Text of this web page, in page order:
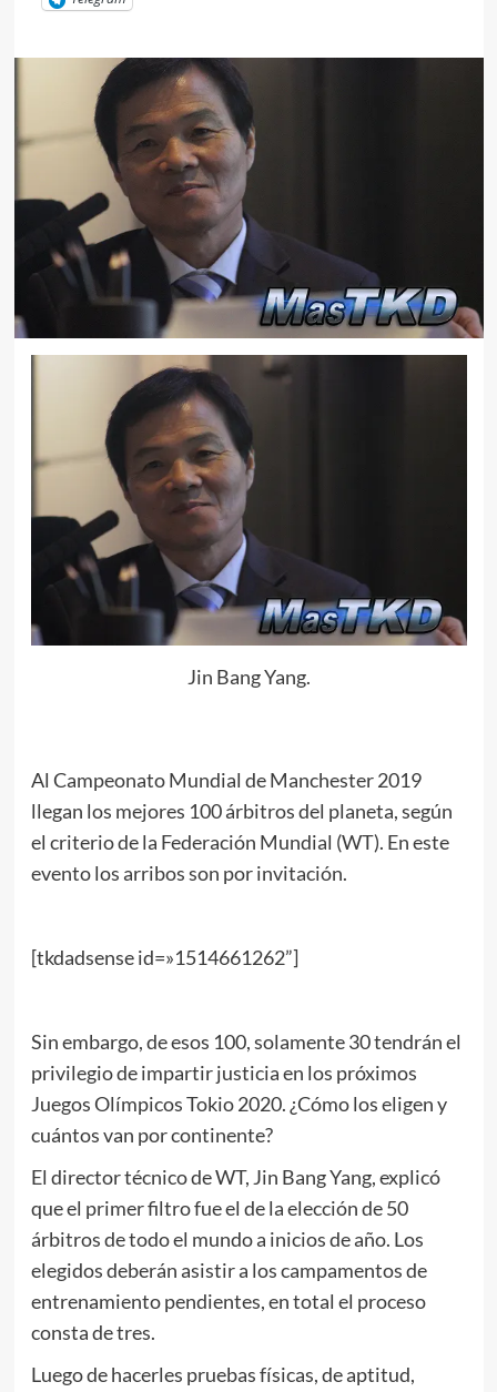
Jin Bang Yang.
Al Campeonato Mundial de Manchester 2019
llegan los mejores 100 árbitros del planeta, según
el criterio de la Federación Mundial (WT). En este
evento los arribos son por invitación.
[tkdadsense id=»1514661262”]
Sin embargo, de esos 100, solamente 30 tendrán el
privilegio de impartir justicia en los próximos
Juegos Olímpicos Tokio 2020. ¿Cómo los eligen y
cuántos van por continente?
El director técnico de WT, Jin Bang Yang, explicó
que el primer filtro fue el de la elección de 50
árbitros de todo el mundo a inicios de año. Los
elegidos deberán asistir a los campamentos de
entrenamiento pendientes, en total el proceso
consta de tres.
Luego de hacerles pruebas físicas, de aptitud,